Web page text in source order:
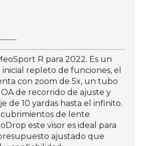
R para 2022. Es un
repleto de funciones, el
con zoom de 5x, un tubo
de recorrido de ajuste y
de 10 yardas hasta el infinito.
de lente
este visor es ideal para
ajustado que